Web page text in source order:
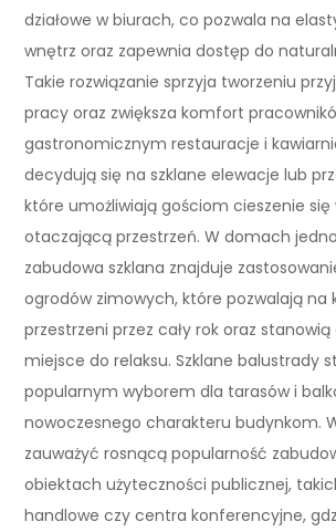
działowe w biurach, co pozwala na
wnętrz oraz zapewnia dostęp do
Takie rozwiązanie sprzyja tworzeniu
pracy oraz zwiększa komfort
gastronomicznym restauracje i
decydują się na szklane elewacje lub
które umożliwiają gościom cieszenie
otaczającą przestrzeń. W domach
zabudowa szklana znajduje
ogrodów zimowych, które pozwalają na
przestrzeni przez cały rok oraz stanowią
miejsce do relaksu. Szklane balustrady
popularnym wyborem dla tarasów i
nowoczesnego charakteru budynkom.
zauważyć rosnącą popularność
obiektach użyteczności publicznej,
handlowe czy centra konferencyjne,